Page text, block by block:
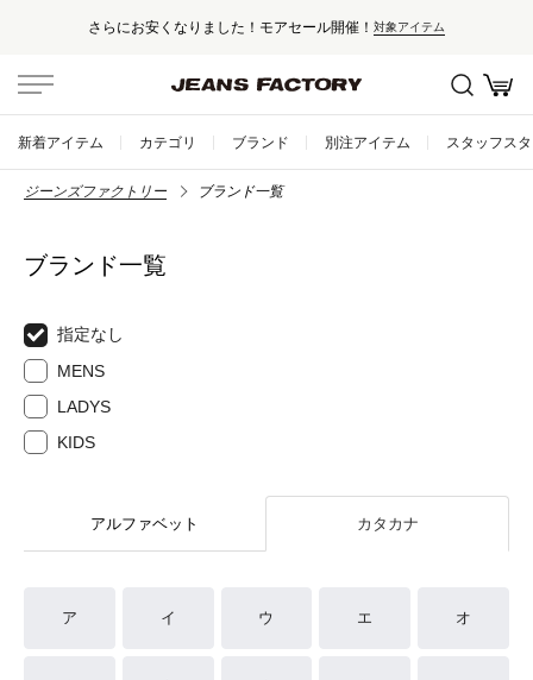
さらにお安くなりました！モアセール開催！ 対象アイテム
新着アイテム カテゴリ ブランド 別注アイテム スタッフス
ジーンズファクトリー ブランド一覧
ブランド一覧
指定なし
MENS
LADYS
KIDS
アルファベット カタカナ
ア イ ウ エ オ